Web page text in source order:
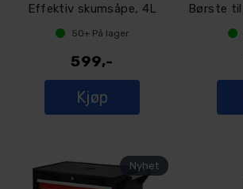
Effektiv skumsåpe, 4L
50+På lager
599,-
Kjøp